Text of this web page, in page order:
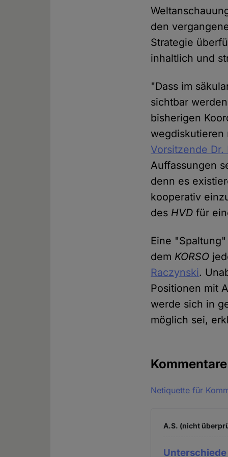
den
Strategie
inhaltlich und
"Dass im
sichtbar
bisherigen
wegdiskutieren
Vorsitzende
Auffassungen
denn es
kooperativ
des HVD für
Eine
dem KORSO
Raczynski.
Positionen mit
werde sich in
möglich sei,
Kommentare
Netiquette für
A.S. (nicht